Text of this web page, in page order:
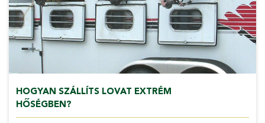
HOGYAN SZÁLLÍTS LOVAT EXTRÉM
HŐSÉGBEN?